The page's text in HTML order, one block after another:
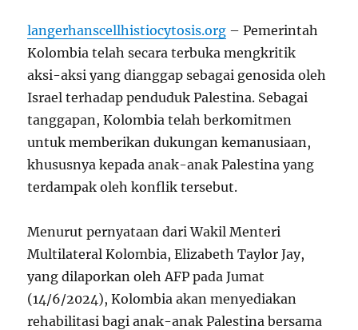
langerhanscellhistiocytosis.org – Pemerintah
Kolombia telah secara terbuka mengkritik
aksi-aksi yang dianggap sebagai genosida oleh
Israel terhadap penduduk Palestina. Sebagai
tanggapan, Kolombia telah berkomitmen
untuk memberikan dukungan kemanusiaan,
khususnya kepada anak-anak Palestina yang
terdampak oleh konflik tersebut.
Menurut pernyataan dari Wakil Menteri
Multilateral Kolombia, Elizabeth Taylor Jay,
yang dilaporkan oleh AFP pada Jumat
(14/6/2024), Kolombia akan menyediakan
rehabilitasi bagi anak-anak Palestina bersama